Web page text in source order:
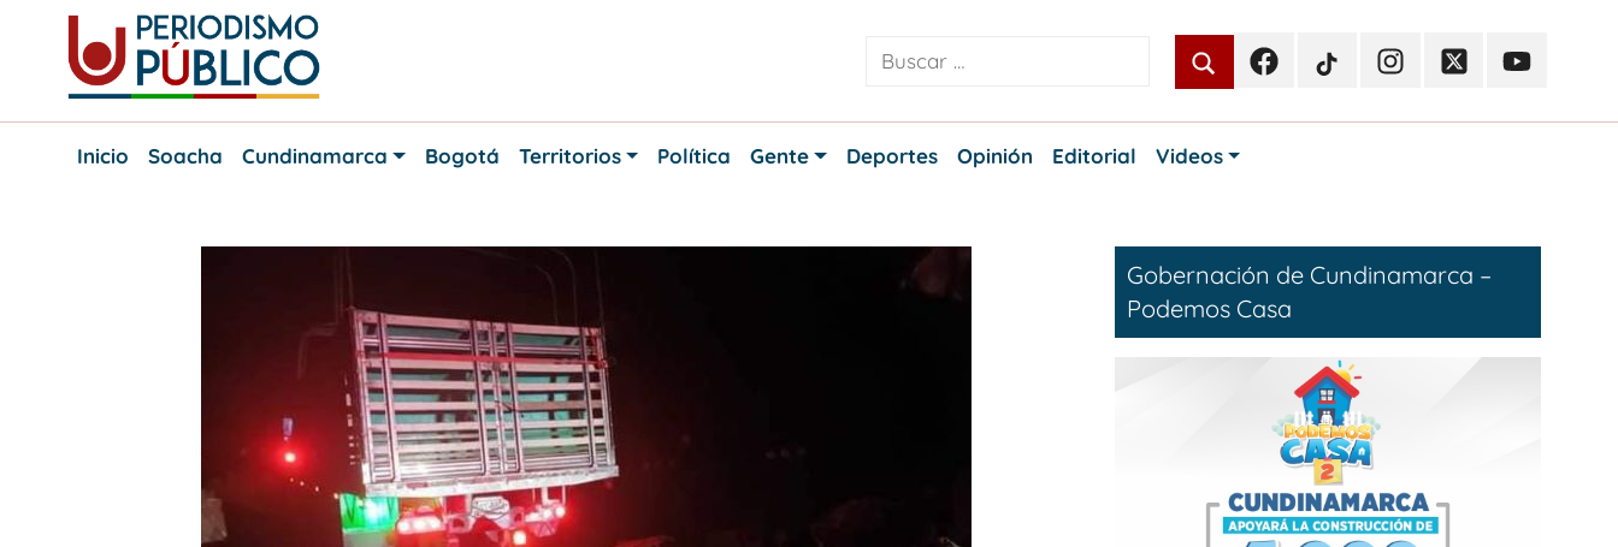
content
Periodismo
Noticias
FacebookTikTokInstagramTwitterYoutube
Inicio
Soacha Cundinamarca Bogotá Territorios Política Gente Deportes Opinión Editorial Videos
Gobernación de Cundinamarca –
Podemos Casa